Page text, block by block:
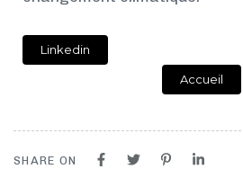
Linkedin
Accueil
SHARE ON